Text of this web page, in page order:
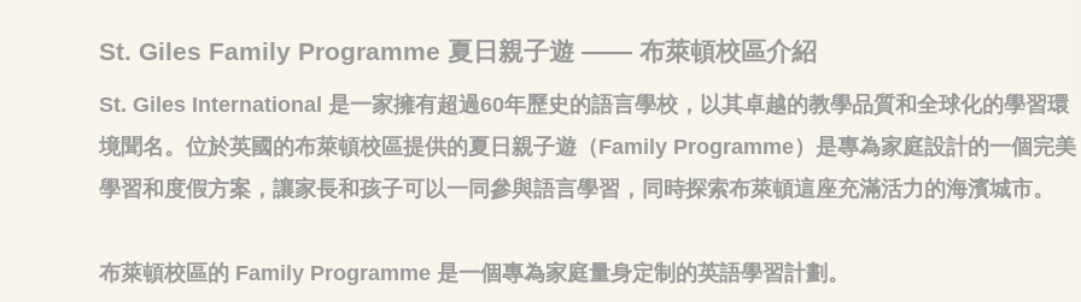
St. Giles Family Programme 夏日親子遊 —— 布萊頓校區介紹
St. Giles International 是一家擁有超過60年歷史的語言學校，以其卓越的教學品質和全球化的學習環
境聞名。位於英國的布萊頓校區提供的夏日親子遊（Family Programme）是專為家庭設計的一個完美
學習和度假方案，讓家長和孩子可以一同參與語言學習，同時探索布萊頓這座充滿活力的海濱城市。
布萊頓校區的 Family Programme 是一個專為家庭量身定制的英語學習計劃。